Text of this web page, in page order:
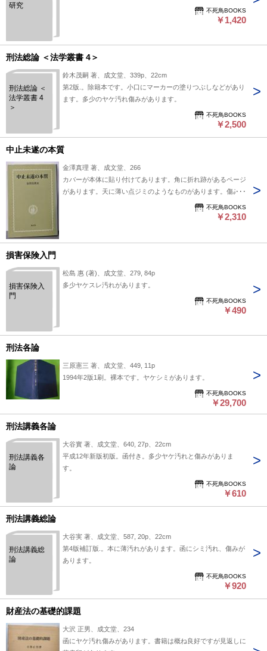
研究
不死鳥BOOKS
￥1,420
刑法総論 ＜法学叢書 4＞
刑法総論 ＜
法学叢書 4
＞
鈴木茂嗣 著、成文堂、339p、22cm
第2版.。除籍本です。小口にマーカーの塗りつぶしなどがあり
ます。多少のヤケ汚れ傷みがあります。
不死鳥BOOKS
￥2,500
中止未遂の本質
金澤真理 著、成文堂、266
カバーが本体に貼り付けてあります。角に折れ跡があるページ
があります。天に薄い点ジミのようなものがあります。傷みと
不死鳥BOOKS
￥2,310
損害保険入門
損害保険入
門
松島 惠 (著)、成文堂、279, 84p
多少ヤケスレ汚れがあります。
不死鳥BOOKS
￥490
刑法各論
三原憲三 著、成文堂、449, 11p
1994年2版1刷。裸本です。ヤケシミがあります。
不死鳥BOOKS
￥29,700
刑法講義各論
刑法講義各
論
大谷實 著、成文堂、640, 27p、22cm
平成12年新版初版。函付き。多少ヤケ汚れと傷みがありま
す。
不死鳥BOOKS
￥610
刑法講義総論
刑法講義総
論
大谷実 著、成文堂、587, 20p、22cm
第4版補訂版.。本に薄汚れがあります。函にシミ汚れ、傷みが
あります。
不死鳥BOOKS
￥920
財産法の基礎的課題
大沢 正男、成文堂、234
函にヤケ汚れ傷みがあります。書籍は概ね良好ですが見返しに